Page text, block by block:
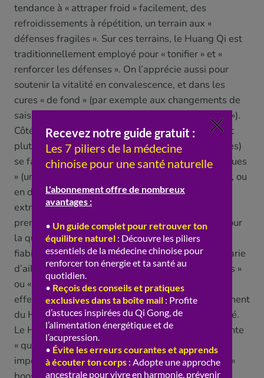
tendance à « attraper froid » facilement, des
refroidissements à répétition, un terrain aux «
défenses fragiles ». Sur ces terrains, le Huang Qi est
traditionnellement employé pour « tonifier » et «
renforcer les défenses ». On l’apprécie aussi pour
soutenir la vitalité en convalescence, et dans les
cures « de fond » (par exemple aux changements de
saison, ou avant l’hiver, pour « renforcer le terrain »).
Côté consommation, le Huang Qi est polyvalent et
plutôt agréable : la racine séchée (en fines tranches)
se fait mijoter dans les soupes et bouillons « toniques
» (un grand classique de la cuisine-santé chinoise), ou
en décoction ; on le trouve aussi en poudre et en
extraits (gélules). Comme tonique « de fond », il se
prend plutôt en cure, sur des périodes définies. Pour
la qualité, comme pour toute plante, l’origine et la
fiabilité de la source comptent. Le Huang Qi se marie
d’ailleurs souvent avec d’autres plantes « toniques »
ou « adaptogènes » dans des formules, pour des
effets complémentaires. Mais voici le grand argument
du Huang Qi, et celui qu’il faut nuancer : l’immunité.
Le Huang Qi est partout présenté comme une plante
« qui booste l’immunité ». Or, deux nuances
importantes s’imposent. D’abord, l’idée même de «